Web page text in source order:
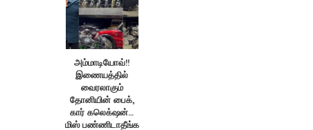
அம்மாடியோவ்!!
இணையத்தில்
வைரலாகும்
தோனியின் பைக்,
கார் கலெக்‌ஷன்…
மிஸ் பண்ணிடாதீங்க